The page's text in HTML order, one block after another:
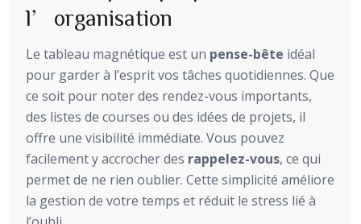
l’organisation
Le tableau magnétique est un pense-bête idéal
pour garder à l’esprit vos tâches quotidiennes. Que
ce soit pour noter des rendez-vous importants,
des listes de courses ou des idées de projets, il
offre une visibilité immédiate. Vous pouvez
facilement y accrocher des rappelez-vous, ce qui
permet de ne rien oublier. Cette simplicité améliore
la gestion de votre temps et réduit le stress lié à